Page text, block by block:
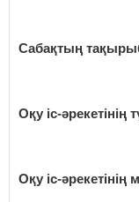
Сабақтың
Оқу іс-әрекетінің
Оқу іс-әрекетінің